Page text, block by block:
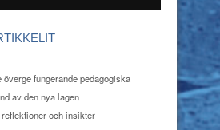
överge fungerande pedagogiska
av den nya lagen
och insikter